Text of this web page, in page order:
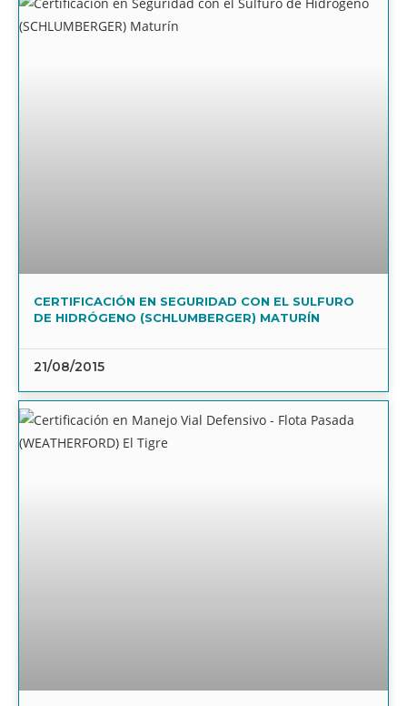
CERTIFICACIÓN EN SEGURIDAD CON EL SULFURO
DE HIDRÓGENO (SCHLUMBERGER) MATURÍN
21/08/2015